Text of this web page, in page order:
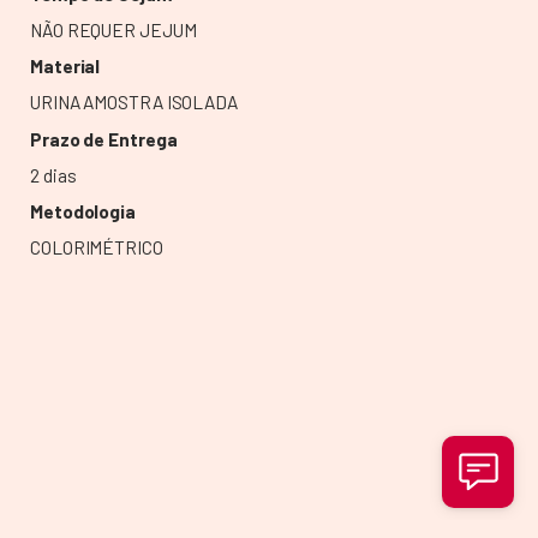
NÃO REQUER JEJUM
Material
URINA AMOSTRA ISOLADA
Prazo de Entrega
2 dias
Metodologia
COLORIMÉTRICO